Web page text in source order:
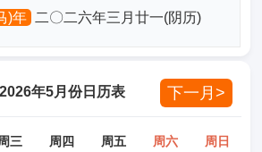
)年 二〇二六年三月廿一(阴历)
2026年5月份日历表 下一月>
三 周四 周五 周六 周日